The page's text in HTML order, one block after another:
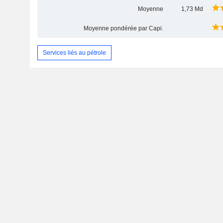
Moyenne 1,73 Md
Moyenne pondérée par Capi.
Services liés au pétrole